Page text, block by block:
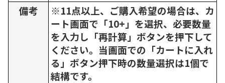
備考
※11点以上、ご購入希望の場合は、カ
ート画面で「10+」を選択、必要数量
を入力し「再計算」ボタンを押下して
ください。当画面での「カートに入れ
る」ボタン押下時の数量選択は1個で
結構です。